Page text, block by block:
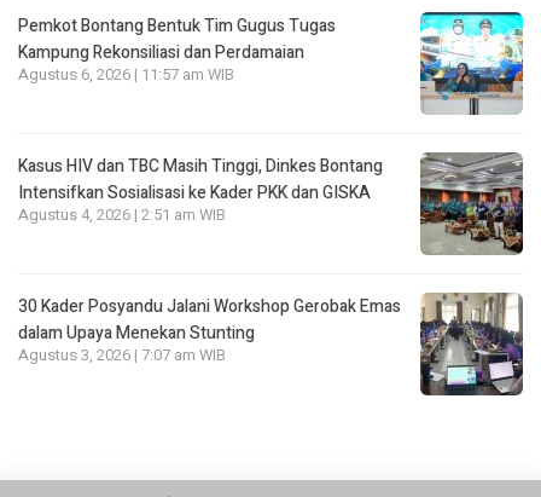
Pemkot Bontang Bentuk Tim Gugus Tugas
Kampung Rekonsiliasi dan Perdamaian
Agustus 6, 2026 | 11:57 am WIB
Kasus HIV dan TBC Masih Tinggi, Dinkes Bontang
Intensifkan Sosialisasi ke Kader PKK dan GISKA
Agustus 4, 2026 | 2:51 am WIB
30 Kader Posyandu Jalani Workshop Gerobak Emas
dalam Upaya Menekan Stunting
Agustus 3, 2026 | 7:07 am WIB